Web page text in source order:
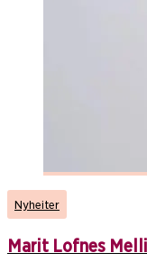
Nyheiter
Marit Lofnes